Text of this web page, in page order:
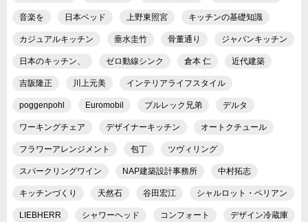
音楽を 日本ベッド 上野東照宮 キッチンの基礎知識
カジュアルキッチン 垂水圭竹 骨董通り ジャパンキッチン
日本のキッチン、 ゼロ動線シンク 倉本 仁 近代建築
吉阪隆正 川上元美 インテリアライフスタイル
poggenpohl Euromobil ブルレック兄弟 デルタ
ワーキングチェア デザイナーキッチン オートクチュール
フラワーアレンジメント 包丁 ツヴィリング
スパークリングワイン NAP建築設計事務所 中村拓志
キッチンづくり 天然石 谷田宏江 シャルロット・ペリアン
LIEBHERR シャワーヘッド コンフォート デザイン冷蔵庫